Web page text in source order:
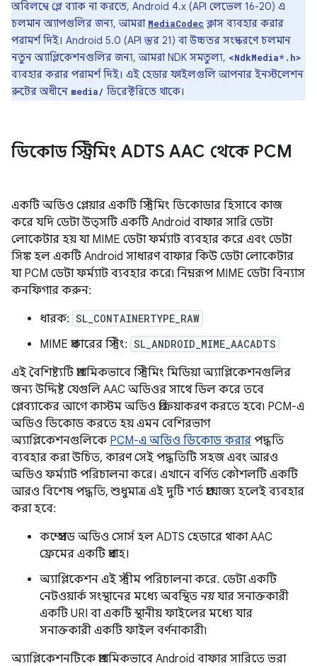
অবিলম্বে প্লে ব্যাক না করতে, Android 4.x (API লেভেল 16-20) এ
চলমান অ্যাপগুলির জন্য, আমরা MediaCodec ক্লাস ব্যবহার করার
পরামর্শ দিই। Android 5.0 (API স্তর 21) বা উচ্চতর সংস্করণে চলমান
নতুন অ্যাপ্লিকেশনগুলির জন্য, আমরা NDK সমতুল্য, <NdkMedia*.h>
ব্যবহার করার পরামর্শ দিই। এই হেডার ফাইলগুলি আপনার ইনস্টলেশন
রুটের অধীনে media/ ডিরেক্টরিতে থাকে।
ডিকোড স্ট্রিমিং ADTS AAC থেকে PCM
একটি অডিও প্লেয়ার একটি স্ট্রিমিং ডিকোডার হিসাবে কাজ
করে যদি ডেটা উত্সটি একটি Android বাফার সারি ডেটা
লোকেটার হয় যা MIME ডেটা ফর্ম্যাট ব্যবহার করে এবং ডেটা
সিঙ্ক হল একটি Android সাধারণ বাফার কিউ ডেটা লোকেটার
যা PCM ডেটা ফর্ম্যাট ব্যবহার করে৷ নিম্নরূপ MIME ডেটা বিন্যাস
কনফিগার করুন:
ধারক: SL_CONTAINERTYPE_RAW
MIME প্রকারের স্ট্রিং: SL_ANDROID_MIME_AACADTS
এই বৈশিষ্ট্যটি প্রাথমিকভাবে স্ট্রিমিং মিডিয়া অ্যাপ্লিকেশনগুলির
জন্য উদ্দিষ্ট যেগুলি AAC অডিওর সাথে ডিল করে তবে
প্লেব্যাকের আগে কাস্টম অডিও প্রক্রিয়াকরণ করতে হবে৷ PCM-এ
অডিও ডিকোড করতে হয় এমন বেশিরভাগ
অ্যাপ্লিকেশনগুলিকে PCM-এ অডিও ডিকোড করার পদ্ধতি
ব্যবহার করা উচিত, কারণ সেই পদ্ধতিটি সহজ এবং আরও
অডিও ফর্ম্যাট পরিচালনা করে। এখানে বর্ণিত কৌশলটি একটি
আরও বিশেষ পদ্ধতি, শুধুমাত্র এই দুটি শর্ত প্রযোজ্য হলেই ব্যবহার
করা হবে:
কম্প্রেসড অডিও সোর্স হল ADTS হেডারে থাকা AAC
ফ্রেমের একটি প্রবাহ।
অ্যাপ্লিকেশন এই স্ট্রীম পরিচালনা করে. ডেটা একটি
নেটওয়ার্ক সংস্থানের মধ্যে অবস্থিত নয়যার সনাক্তকারী
একটি URI বা একটি স্থানীয় ফাইলের মধ্যে যার
সনাক্তকারী একটি ফাইল বর্ণনাকারী৷
অ্যাপ্লিকেশনটিকে প্রাথমিকভাবে Android বাফার সারিতে ভরা